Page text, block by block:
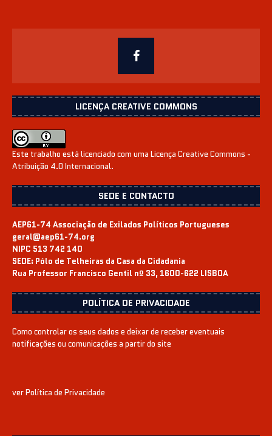
LICENÇA CREATIVE COMMONS
Este trabalho está licenciado com uma Licença Creative Commons -
Atribuição 4.0 Internacional.
SEDE E CONTACTO
AEP61-74 Associação de Exilados Políticos Portugueses
geral@aep61-74.org
NIPC 513 742 140
SEDE: Pólo de Telheiras da Casa da Cidadania
Rua Professor Francisco Gentil nº 33, 1600-622 LISBOA
POLÍTICA DE PRIVACIDADE
Como controlar os seus dados e deixar de receber eventuais
notificações ou comunicações a partir do site
verPolítica de Privacidade